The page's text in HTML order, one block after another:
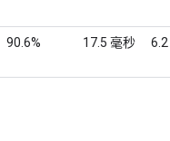
90.6% 17.5 毫秒